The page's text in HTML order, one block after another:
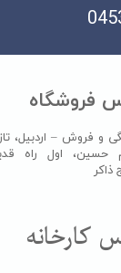
فروشگاه
و فروش – اردبیل،
حسین، اول راه
ذاکر​​​​​​​
کارخانه​​​​​​​